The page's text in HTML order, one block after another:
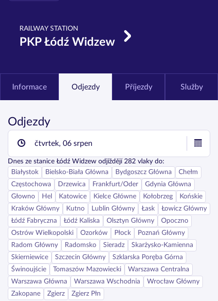
RAILWAY STATION
PKP Łódź Widzew
Informace Odjezdy Příjezdy Služby
Odjezdy
čtvrtek, 06 srpen
Dnes ze stanice Łódź Widzew odjíždějí 282 vlaky do:
Białystok
Bielsko-Biała Główna Bydgoszcz Główna
Chełm
Częstochowa
Drzewica Frankfurt/Oder
Gdynia Główna
Głowno
Hel Katowice Kielce Główne Kołobrzeg
Końskie
Kraków Główny
Kutno Lublin Główny Łask
Łowicz Główny
Łódź Fabryczna
Łódź Kaliska Olsztyn Główny
Opoczno
Ostrów Wielkopolski
Ozorków Płock
Poznań Główny
Radom Główny
Radomsko Sieradz
Skarżysko-Kamienna
Skierniewice
Szczecin Główny
Szklarska Poręba Górna
Świnoujście
Tomaszów Mazowiecki
Warszawa Centralna
Warszawa Główna
Warszawa Wschodnia
Wrocław Główny
Zakopane
Zgierz Zgierz Płn